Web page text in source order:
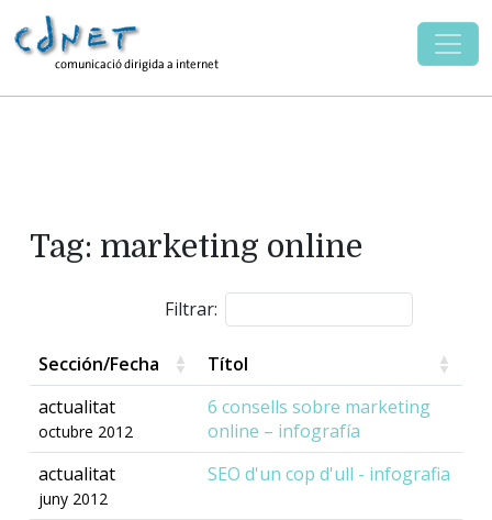
Tag: marketing online
Filtrar:
Sección/Fecha
Títol
actualitat
octubre 2012
6 consells sobre marketing
online – infografía
actualitat
juny 2012
SEO d'un cop d'ull - infografia